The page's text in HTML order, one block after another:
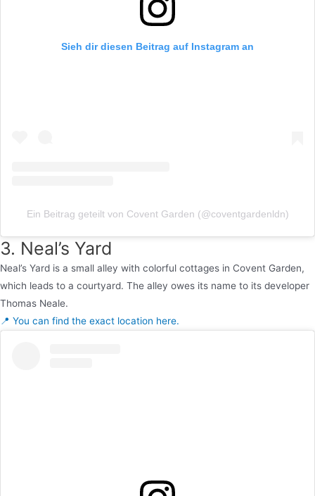
Sieh dir diesen Beitrag auf Instagram an
Ein Beitrag geteilt von Covent Garden (@coventgardenldn)
3. Neal’s Yard
Neal’s Yard is a small alley with colorful cottages in Covent Garden,
which leads to a courtyard. The alley owes its name to its developer
Thomas Neale.
📍 You can find the exact location here.